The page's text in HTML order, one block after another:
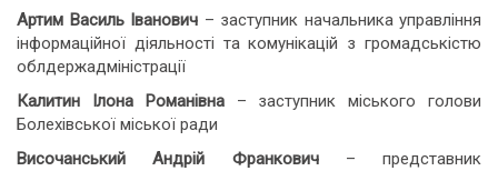
Артим Василь Іванович – заступник начальника управління
інформаційної діяльності та комунікацій з громадськістю
облдержадміністрації
Калитин Ілона Романівна – заступник міського голови
Болехівської міської ради
Височанський Андрій Франкович – представник